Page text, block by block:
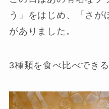
う」をはじめ、「さが
がありました。
3種類を食べ比べでき